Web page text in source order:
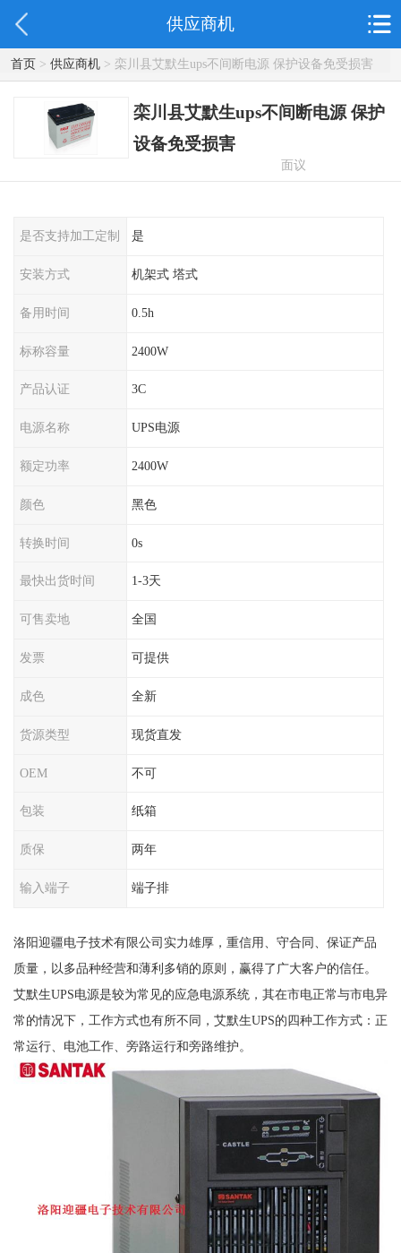
供应商机
首页> 供应商机> 栾川县艾默生ups不间断电源 保护设备免受损害
栾川县艾默生ups不间断电源 保护
设备免受损害
面议
是否支持加工定制 是
安装方式 机架式 塔式
备用时间 0.5h
标称容量 2400W
产品认证 3C
电源名称 UPS电源
额定功率 2400W
颜色 黑色
转换时间 0s
最快出货时间 1-3天
可售卖地 全国
发票 可提供
成色 全新
货源类型 现货直发
OEM 不可
包装 纸箱
质保 两年
输入端子 端子排
洛阳迎疆电子技术有限公司实力雄厚，重信用、守合同、保证产品
质量，以多品种经营和薄利多销的原则，赢得了广大客户的信任。
艾默生UPS电源是较为常见的应急电源系统，其在市电正常与市电异
常的情况下，工作方式也有所不同，艾默生UPS的四种工作方式：正
常运行、电池工作、旁路运行和旁路维护。